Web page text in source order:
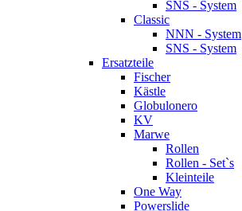
SNS - System
Classic
NNN - System
SNS - System
Ersatzteile
Fischer
Kästle
Globulonero
KV
Marwe
Rollen
Rollen - Set`s
Kleinteile
One Way
Powerslide